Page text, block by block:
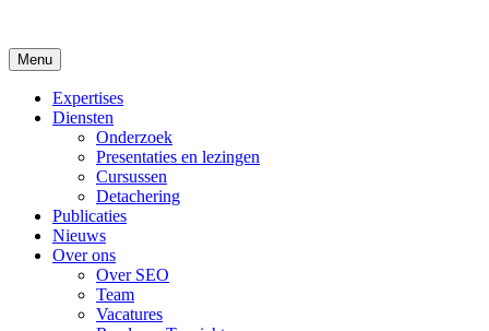
Menu
Expertises
Diensten
Onderzoek
Presentaties en lezingen
Cursussen
Detachering
Publicaties
Nieuws
Over ons
Over SEO
Team
Vacatures